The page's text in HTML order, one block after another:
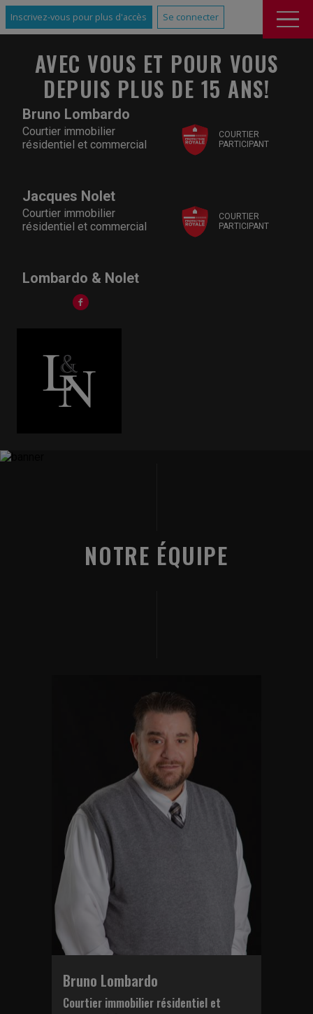
Inscrivez-vous pour plus d'accès Se connecter
Bruno Lombardo
Courtier immobilier
résidentiel et commercial
COURTIER
PARTICIPANT
Jacques Nolet
Courtier immobilier
résidentiel et commercial
COURTIER
PARTICIPANT
Lombardo & Nolet
AVEC VOUS ET POUR VOUS
DEPUIS PLUS DE 15 ANS!
NOTRE ÉQUIPE
Bruno Lombardo
Courtier immobilier résidentiel et